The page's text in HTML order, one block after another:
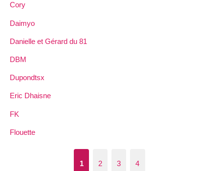
Cory
Daimyo
Danielle et Gérard du 81
DBM
Dupondtsx
Eric Dhaisne
FK
Flouette
1 2 3 4